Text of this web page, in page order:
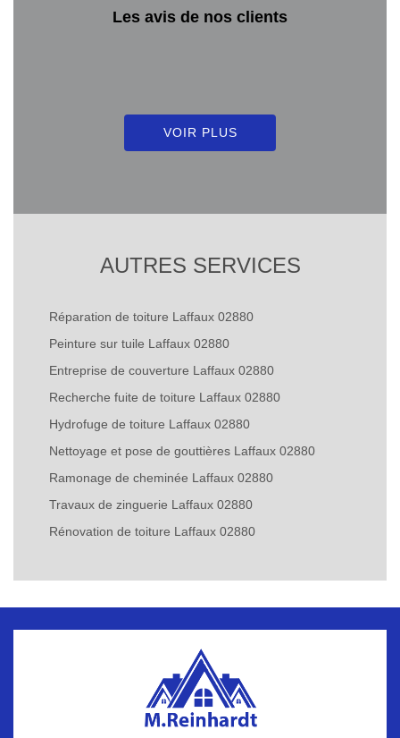
Les avis de nos clients
VOIR PLUS
AUTRES SERVICES
Réparation de toiture Laffaux 02880
Peinture sur tuile Laffaux 02880
Entreprise de couverture Laffaux 02880
Recherche fuite de toiture Laffaux 02880
Hydrofuge de toiture Laffaux 02880
Nettoyage et pose de gouttières Laffaux 02880
Ramonage de cheminée Laffaux 02880
Travaux de zinguerie Laffaux 02880
Rénovation de toiture Laffaux 02880